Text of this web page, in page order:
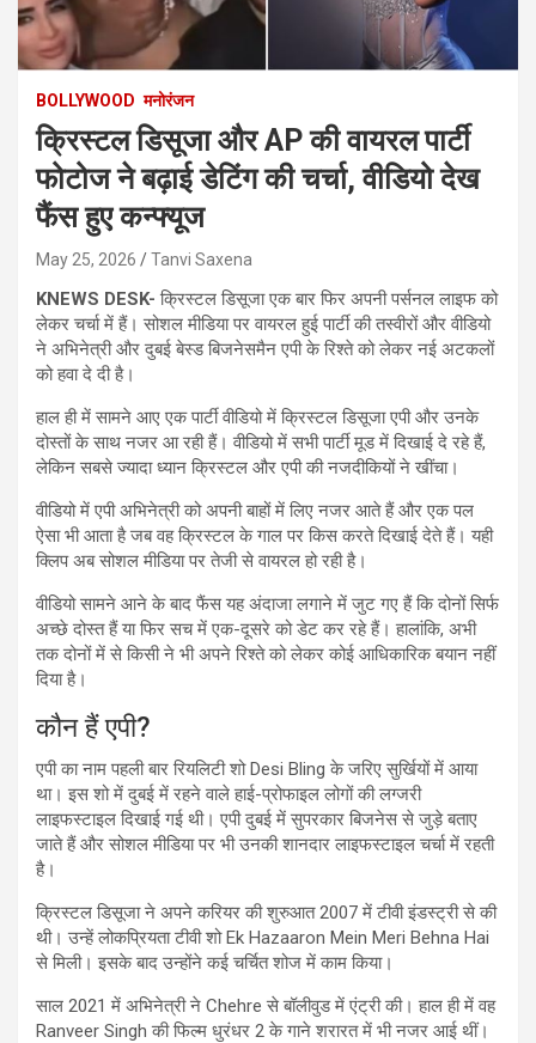
BOLLYWOOD मनोरंजन
क्रिस्टल डिसूजा और AP की वायरल पार्टी
फोटोज ने बढ़ाई डेटिंग की चर्चा, वीडियो देख
फैंस हुए कन्फ्यूज
May 25, 2026 Tanvi Saxena
KNEWS DESK-क्रिस्टल डिसूजा एक बार फिर अपनी पर्सनल लाइफ को
लेकर चर्चा में हैं। सोशल मीडिया पर वायरल हुई पार्टी की तस्वीरों और वीडियो
ने अभिनेत्री और दुबई बेस्ड बिजनेसमैन एपी के रिश्ते को लेकर नई अटकलों
को हवा दे दी है।
हाल ही में सामने आए एक पार्टी वीडियो में क्रिस्टल डिसूजा एपी और उनके
दोस्तों के साथ नजर आ रही हैं। वीडियो में सभी पार्टी मूड में दिखाई दे रहे हैं,
लेकिन सबसे ज्यादा ध्यान क्रिस्टल और एपी की नजदीकियों ने खींचा।
वीडियो में एपी अभिनेत्री को अपनी बाहों में लिए नजर आते हैं और एक पल
ऐसा भी आता है जब वह क्रिस्टल के गाल पर किस करते दिखाई देते हैं। यही
क्लिप अब सोशल मीडिया पर तेजी से वायरल हो रही है।
वीडियो सामने आने के बाद फैंस यह अंदाजा लगाने में जुट गए हैं कि दोनों सिर्फ
अच्छे दोस्त हैं या फिर सच में एक-दूसरे को डेट कर रहे हैं। हालांकि, अभी
तक दोनों में से किसी ने भी अपने रिश्ते को लेकर कोई आधिकारिक बयान नहीं
दिया है।
कौन हैं एपी?
एपी का नाम पहली बार रियलिटी शो Desi Bling के जरिए सुर्खियों में आया
था। इस शो में दुबई में रहने वाले हाई-प्रोफाइल लोगों की लग्जरी
लाइफस्टाइल दिखाई गई थी। एपी दुबई में सुपरकार बिजनेस से जुड़े बताए
जाते हैं और सोशल मीडिया पर भी उनकी शानदार लाइफस्टाइल चर्चा में रहती
है।
क्रिस्टल डिसूजा ने अपने करियर की शुरुआत 2007 में टीवी इंडस्ट्री से की
थी। उन्हें लोकप्रियता टीवी शो Ek Hazaaron Mein Meri Behna Hai
से मिली। इसके बाद उन्होंने कई चर्चित शोज में काम किया।
साल 2021 में अभिनेत्री ने Chehre से बॉलीवुड में एंट्री की। हाल ही में वह
Ranveer Singh की फिल्म धुरंधर 2 के गाने शरारत में भी नजर आई थीं।